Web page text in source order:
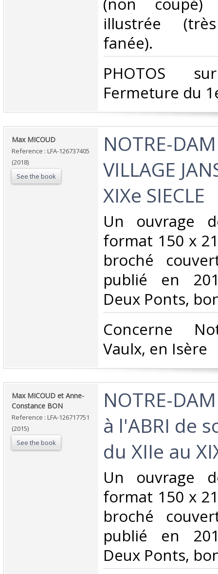
illustrée
fanée). ‎
‎PHOTOS
Fermeture du
‎Max MICOUD ‎
Reference : LFA-126737405
(2018)
See the book
‎NOTRE-
VILLAGE
XIXe SIECLE‎
‎Un ouvrage
format 150 x
broché
publié en
Deux Ponts,
‎Concerne
Vaulx, en Isère‎
‎Max MICOUD et Anne-
Constance BON‎
Reference : LFA-126717751
(2015)
See the book
‎NOTRE-
à l'ABRI de
du XIIe au
‎Un ouvrage
format 150 x
broché
publié en
Deux Ponts,